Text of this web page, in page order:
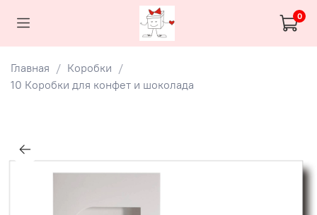
0
Главная
Коробки
10 Коробки для конфет и шоколада